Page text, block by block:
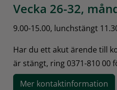
Vecka 26-32,
9.00-15.00, lunchstängt
Har du ett akut ärende till
är stängt, ring 0371-810
Mer kontaktinformation